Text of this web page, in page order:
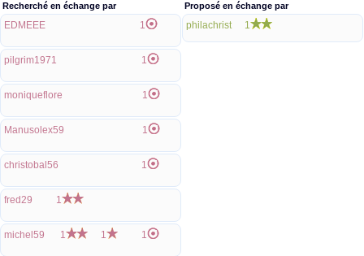
Recherché en échange par
EDMEEE 1
pilgrim1971 1
moniqueflore 1
Manusolex59 1
christobal56 1
fred29 1
michel59 1 1 1
Proposé en échange par
philachrist 1